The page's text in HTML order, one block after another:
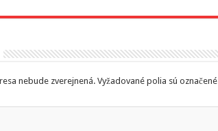
nebude zverejnená. Vyžadované polia sú označené